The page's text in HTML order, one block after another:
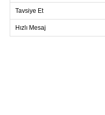
Tavsiye Et
Hızlı Mesaj